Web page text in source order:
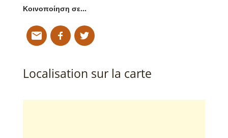
Κοινοποίηση σε…
Localisation sur la carte